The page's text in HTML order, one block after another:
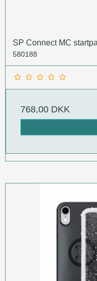
SP Connect MC
580188
768,00 DKK